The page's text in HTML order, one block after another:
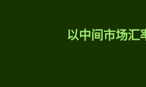
以中间市场汇